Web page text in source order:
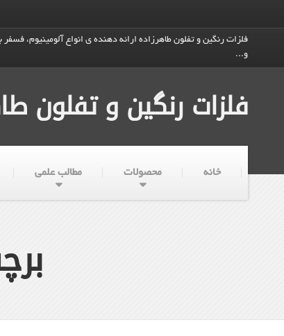
فلزات رنگین و تفلون طاهرزاده ارائه دهنده ی انواع آلومینیوم، فسفر
و...
فلزات رنگین و تفلون
خانه محصولات مطالب علمی